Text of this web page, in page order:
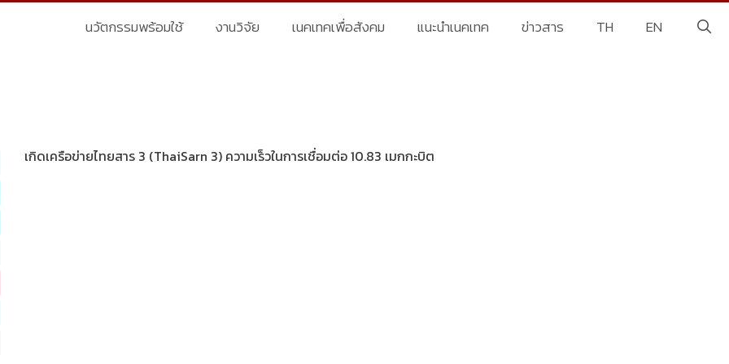
นวัตกรรมพร้อมใช้ งานวิจัย เนคเทคเพื่อสังคม แนะนำเนคเทค ข่าวสาร TH EN
เกิดเครือข่ายไทยสาร 3 (ThaiSarn 3) ความเร็วในการเชื่อมต่อ 10.83 เมกกะบิต